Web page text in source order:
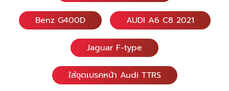
Benz G400D AUDI A6 C8 2021
Jaguar F-type
ใส่ชุดเบรคหน้า Audi TTRS